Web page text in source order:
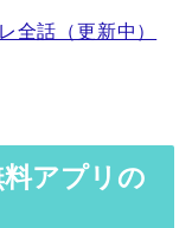
全話（更新中）
アプリの